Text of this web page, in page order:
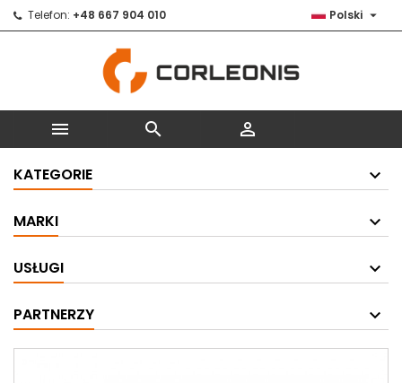
Telefon: +48 667 904 010 Polski 
  
KATEGORIE
MARKI
USŁUGI
PARTNERZY